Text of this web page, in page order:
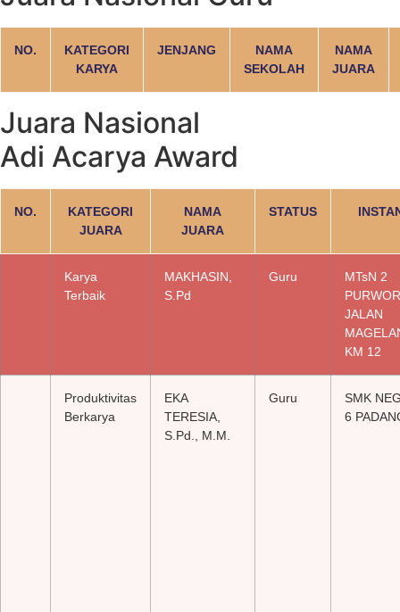
NO.
KATEGORI
KARYA
JENJANG
NAMA
SEKOLAH
NAMA
JUARA
Juara Nasional
Adi Acarya Award
NO.
KATEGORI
JUARA
NAMA
JUARA
STATUS
Karya
Terbaik
MAKHASIN,
S.Pd
Guru
MTsN 2
JALAN
KM 12
Produktivitas
Berkarya
EKA
TERESIA,
S.Pd., M.M.
Guru
SMK
6